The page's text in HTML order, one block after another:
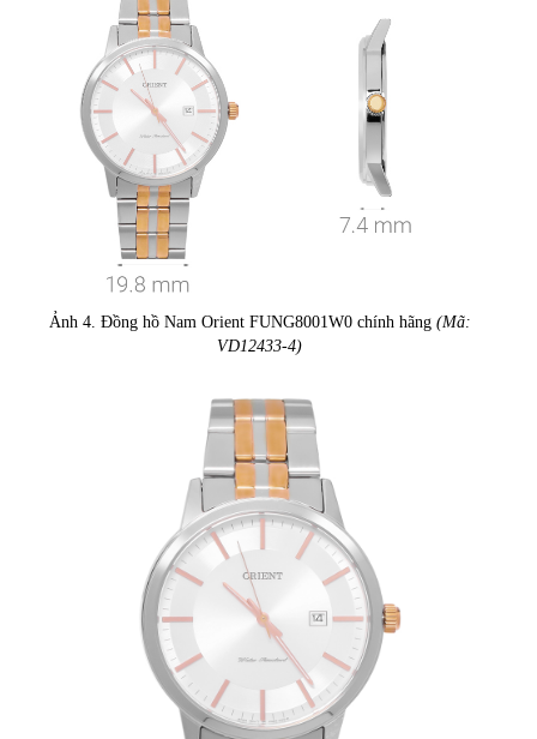
Ảnh 4. Đồng hồ Nam Orient FUNG8001W0 chính hãng (Mã:
VD12433-4)